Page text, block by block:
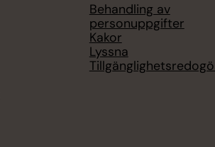
Behandling av
personuppgifter
Kakor
Lyssna